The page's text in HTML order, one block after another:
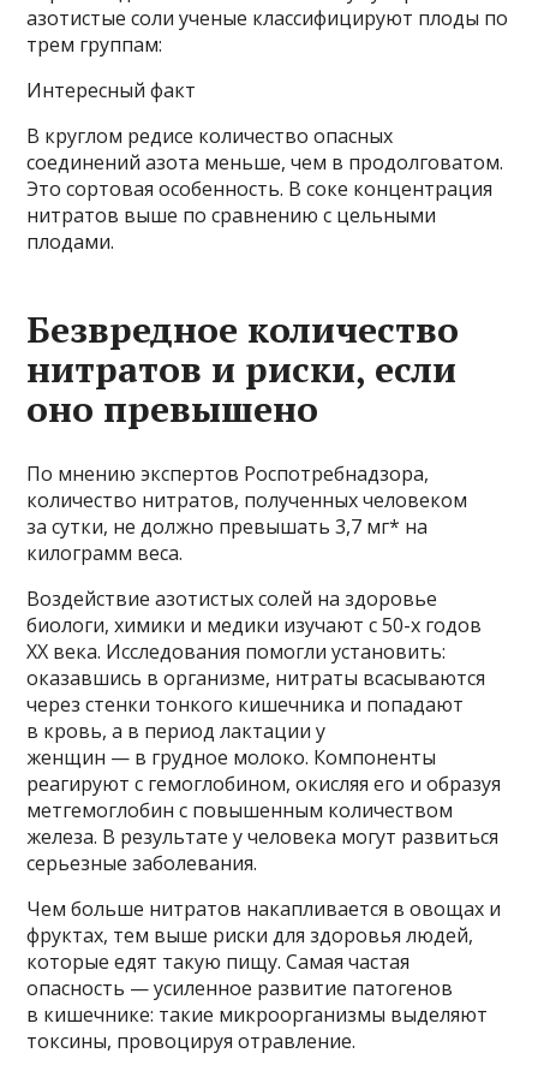
азотистые соли ученые классифицируют плоды по
трем группам:
Интересный факт
В круглом редисе количество опасных
соединений азота меньше, чем в продолговатом.
Это сортовая особенность. В соке концентрация
нитратов выше по сравнению с цельными
плодами.
Безвредное количество
нитратов и риски, если
оно превышено
По мнению экспертов Роспотребнадзора,
количество нитратов, полученных человеком
за сутки, не должно превышать 3,7 мг* на
килограмм веса.
Воздействие азотистых солей на здоровье
биологи, химики и медики изучают с 50-х годов
XX века. Исследования помогли установить:
оказавшись в организме, нитраты всасываются
через стенки тонкого кишечника и попадают
в кровь, а в период лактации у
женщин — в грудное молоко. Компоненты
реагируют с гемоглобином, окисляя его и образуя
метгемоглобин с повышенным количеством
железа. В результате у человека могут развиться
серьезные заболевания.
Чем больше нитратов накапливается в овощах и
фруктах, тем выше риски для здоровья людей,
которые едят такую пищу. Самая частая
опасность — усиленное развитие патогенов
в кишечнике: такие микроорганизмы выделяют
токсины, провоцируя отравление.